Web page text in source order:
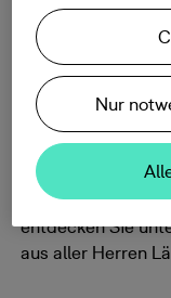
Ob zur Erholung
jedem Land der
Gartengestaltung
Zudem hat wohl
Gartenstil, bei
jeweils einen
suchen nach
entdecken Sie
aus aller Herren
Nur